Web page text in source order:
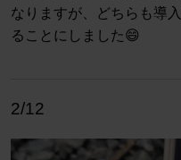
なりますが、どちらも導
ることにしました😄
2/12